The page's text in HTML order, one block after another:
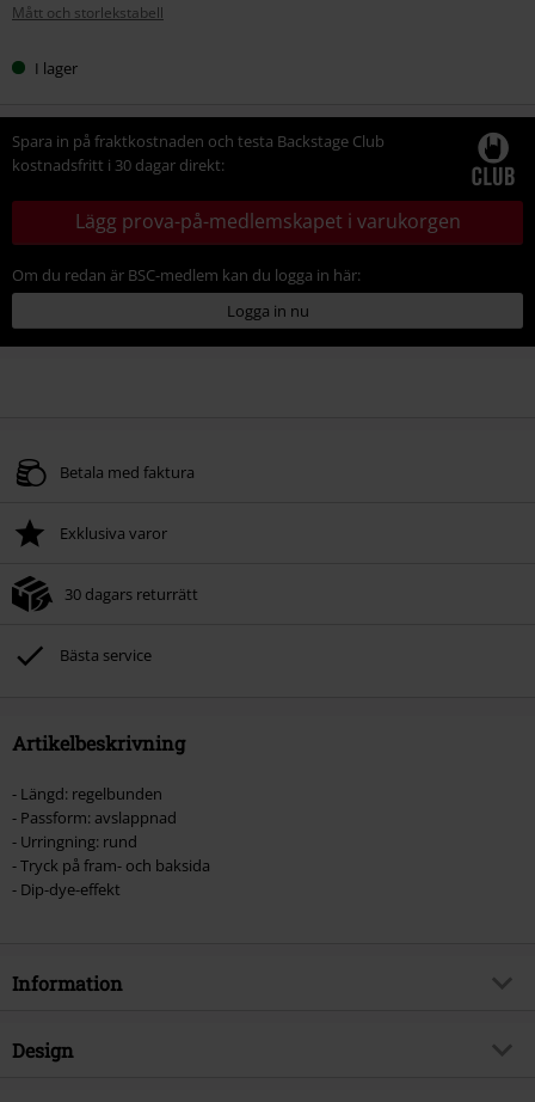
storlek
Mått och storlekstabell
I lager
Spara in på fraktkostnaden och testa Backstage Club
kostnadsfritt i 30 dagar direkt:
Lägg prova-på-medlemskapet i varukorgen
Om du redan är BSC-medlem kan du logga in här:
Logga in nu
Betala med faktura
Exklusiva varor
30 dagars returrätt
Bästa service
Artikelbeskrivning
- Längd: regelbunden
- Passform: avslappnad
- Urringning: rund
- Tryck på fram- och baksida
- Dip-dye-effekt
Information
Artikelnummer
Design